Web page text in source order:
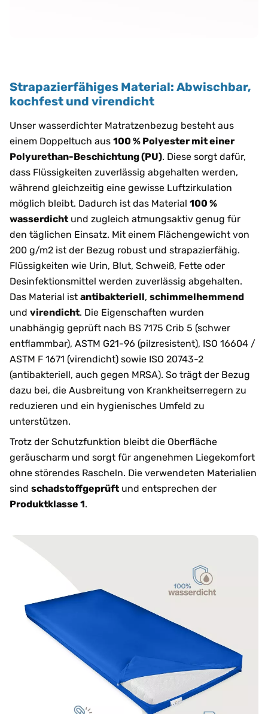
Strapazierfähiges Material: Abwischbar,
kochfest und virendicht
Unser wasserdichter Matratzenbezug besteht aus
einem Doppeltuch aus 100 % Polyester mit einer
Polyurethan-Beschichtung (PU). Diese sorgt dafür,
dass Flüssigkeiten zuverlässig abgehalten werden,
während gleichzeitig eine gewisse Luftzirkulation
möglich bleibt. Dadurch ist das Material 100 %
wasserdicht und zugleich atmungsaktiv genug für
den täglichen Einsatz. Mit einem Flächengewicht von
200 g/m2 ist der Bezug robust und strapazierfähig.
Flüssigkeiten wie Urin, Blut, Schweiß, Fette oder
Desinfektionsmittel werden zuverlässig abgehalten.
Das Material ist antibakteriell, schimmelhemmend
und virendicht. Die Eigenschaften wurden
unabhängig geprüft nach BS 7175 Crib 5 (schwer
entflammbar), ASTM G21-96 (pilzresistent), ISO 16604 /
ASTM F 1671 (virendicht) sowie ISO 20743-2
(antibakteriell, auch gegen MRSA). So trägt der Bezug
dazu bei, die Ausbreitung von Krankheitserregern zu
reduzieren und ein hygienisches Umfeld zu
unterstützen.
Trotz der Schutzfunktion bleibt die Oberfläche
geräuscharm und sorgt für angenehmen Liegekomfort
ohne störendes Rascheln. Die verwendeten Materialien
sind schadstoffgeprüft und entsprechen der
Produktklasse 1.